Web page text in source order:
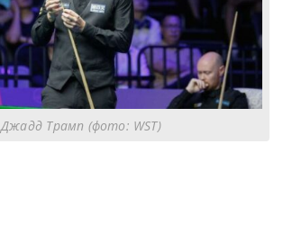
Джадд Трамп (фото: WST)